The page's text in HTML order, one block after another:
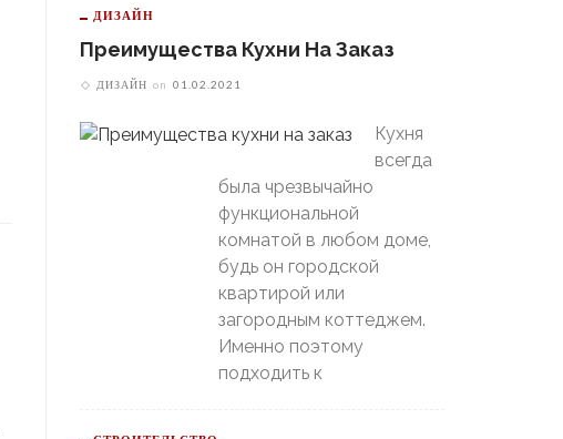
ДИЗАЙН
Преимущества Кухни На Заказ
ДИЗАЙН on 01.02.2021
Кухня
всегда
была чрезвычайно
функциональной
комнатой в любом доме,
будь он городской
квартирой или
загородным коттеджем.
Именно поэтому
подходить к